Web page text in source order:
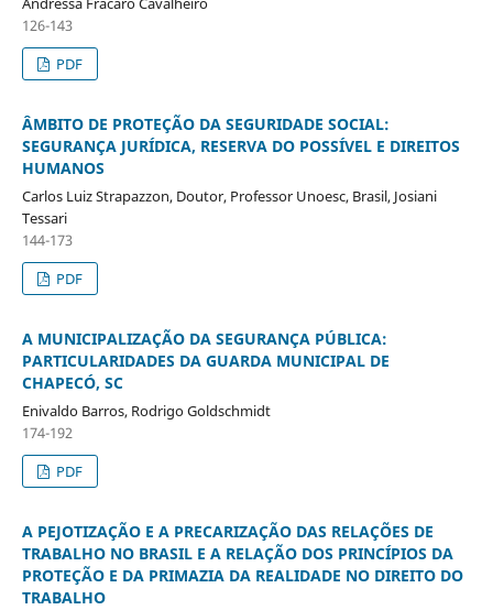
126-143
PDF
ÂMBITO DE PROTEÇÃO DA SEGURIDADE SOCIAL:
SEGURANÇA JURÍDICA, RESERVA DO POSSÍVEL E DIREITOS
HUMANOS
Carlos Luiz Strapazzon, Doutor, Professor Unoesc, Brasil, Josiani
Tessari
144-173
PDF
A MUNICIPALIZAÇÃO DA SEGURANÇA PÚBLICA:
PARTICULARIDADES DA GUARDA MUNICIPAL DE
CHAPECÓ, SC
Enivaldo Barros, Rodrigo Goldschmidt
174-192
PDF
A PEJOTIZAÇÃO E A PRECARIZAÇÃO DAS RELAÇÕES DE
TRABALHO NO BRASIL E A RELAÇÃO DOS PRINCÍPIOS DA
PROTEÇÃO E DA PRIMAZIA DA REALIDADE NO DIREITO DO
TRABALHO